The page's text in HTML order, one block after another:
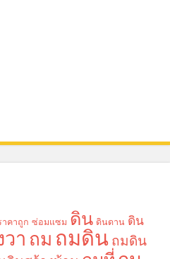
คาถูก ซ่อมแซม ดิน ดินดาน ดิน
า ถม ถมดิน ถมดิน